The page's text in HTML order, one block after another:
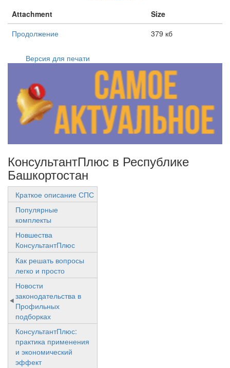
Attachment
Size
Продолжение
379 кб
Версия для печати
КонсультантПлюс в Республике
Башкортостан
Краткое описание СПС
Популярные
комплекты
Новшества
КонсультантПлюс
Как решать вопросы
легко и просто
Новости
законодательства в
Профильных
подборках
КонсультантПлюс:
практика применения
и экономический
эффект